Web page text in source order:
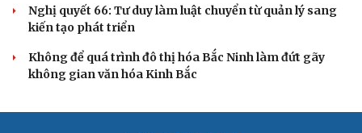
Nghị quyết 66: Tư duy làm luật chuyển từ quản lý sang
kiến tạo phát triển
Không để quá trình đô thị hóa Bắc Ninh làm đứt gãy
không gian văn hóa Kinh Bắc